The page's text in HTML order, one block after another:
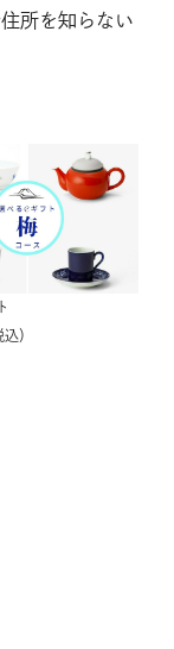
所を知らない
込）